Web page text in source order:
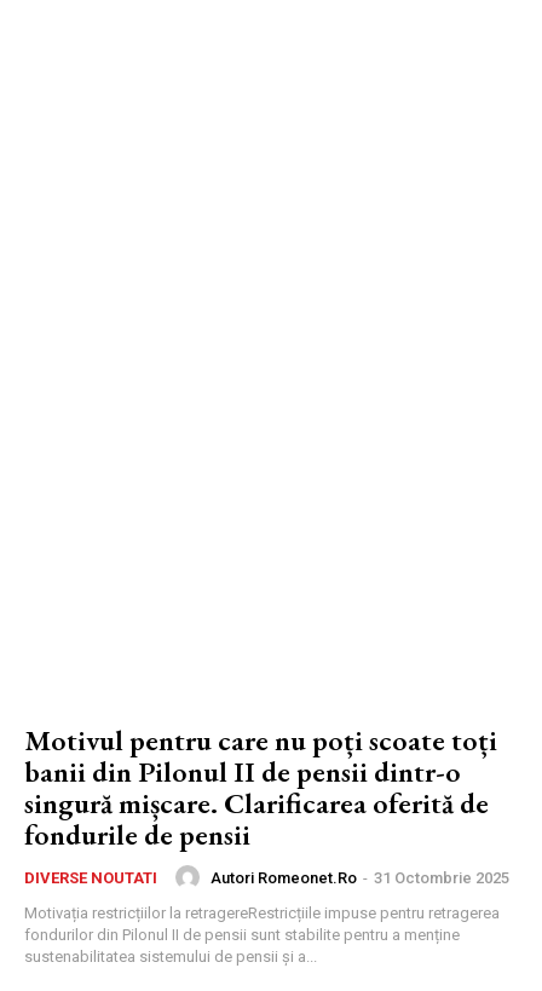
Motivul pentru care nu poți scoate toți
banii din Pilonul II de pensii dintr-o
singură mișcare. Clarificarea oferită de
fondurile de pensii
DIVERSE NOUTATI Autori Romeonet.ro - 31 Octombrie 2025
Motivația restricțiilor la retragereRestricțiile impuse pentru retragerea
fondurilor din Pilonul II de pensii sunt stabilite pentru a menține
sustenabilitatea sistemului de pensii și a...